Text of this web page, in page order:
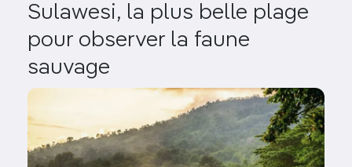
Sulawesi, la plus belle plage
pour observer la faune
sauvage
Image